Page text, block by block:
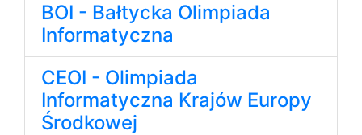
BOI - Bałtycka Olimpiada
Informatyczna
CEOI - Olimpiada
Informatyczna Krajów Europy
Środkowej